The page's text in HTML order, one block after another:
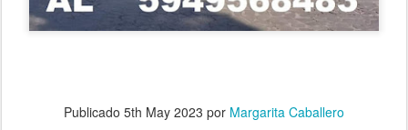
Publicado 5th May 2023 por Margarita Caballero